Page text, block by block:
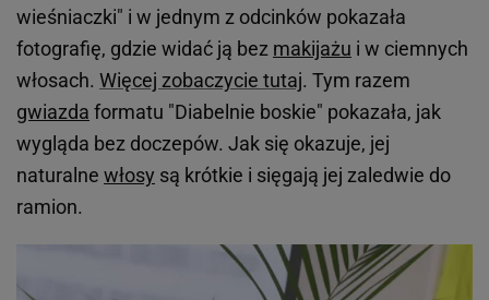
wieśniaczki" i w jednym z odcinków pokazała
fotografię, gdzie widać ją bez makijażu i w ciemnych
włosach. Więcej zobaczycie tutaj. Tym razem
gwiazda formatu "Diabelnie boskie" pokazała, jak
wygląda bez doczepów. Jak się okazuje, jej
naturalne włosy są krótkie i sięgają jej zaledwie do
ramion.